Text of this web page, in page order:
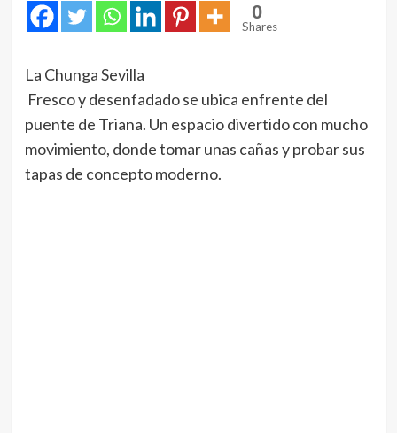
0
Shares
La Chunga Sevilla
Fresco y desenfadado se ubica enfrente del
puente de Triana. Un espacio divertido con mucho
movimiento, donde tomar unas cañas y probar sus
tapas de concepto moderno.